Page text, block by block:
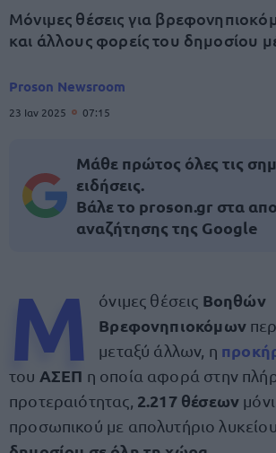
Μόνιμες θέσεις για
και άλλους φορείς του δημοσίου
Proson Newsroom
23 Ιαν 2025 07:15
Μάθε πρώτος όλες τις
ειδήσεις.
Βάλε το proson.gr στα
αναζήτησης της Google
Μ όνιμες θέσεις Βοηθών
Βρεφονηπιοκόμων
μεταξύ άλλων, η
του ΑΣΕΠ η οποία αφορά στην
προτεραιότητας, 2.217 θέσεων
προσωπικού με απολυτήριο λυκείου